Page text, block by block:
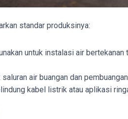
standar produksinya:
untuk instalasi air
air buangan dan
kabel listrik atau aplikasi